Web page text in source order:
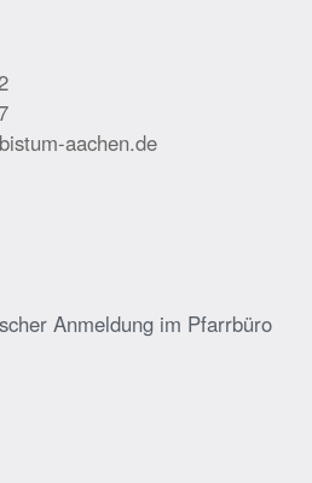
aachen.de
Anmeldung im Pfarrbüro